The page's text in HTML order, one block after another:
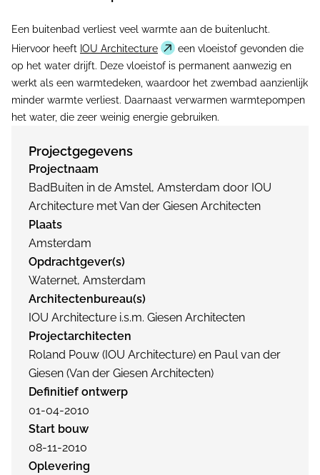
Een buitenbad verliest veel warmte aan de buitenlucht.
Hiervoor heeft IOU Architecture
een vloeistof gevonden die
op het water drijft. Deze vloeistof is permanent aanwezig en
werkt als een warmtedeken, waardoor het zwembad aanzienlijk
minder warmte verliest. Daarnaast verwarmen warmtepompen
het water, die zeer weinig energie gebruiken.
Projectgegevens
Projectnaam
BadBuiten in de Amstel, Amsterdam door IOU
Architecture met Van der Giesen Architecten
Plaats
Amsterdam
Opdrachtgever(s)
Waternet, Amsterdam
Architectenbureau(s)
IOU Architecture i.s.m. Giesen Architecten
Projectarchitecten
Roland Pouw (IOU Architecture) en Paul van der
Giesen (Van der Giesen Architecten)
Definitief ontwerp
01-04-2010
Start bouw
08-11-2010
Oplevering